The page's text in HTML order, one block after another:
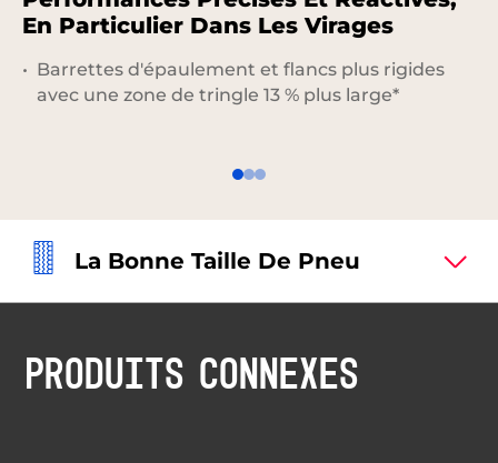
En Particulier Dans Les Virages
Barrettes d'épaulement et flancs plus rigides
avec une zone de tringle 13 % plus large*
La Bonne Taille De Pneu
PRODUITS CONNEXES